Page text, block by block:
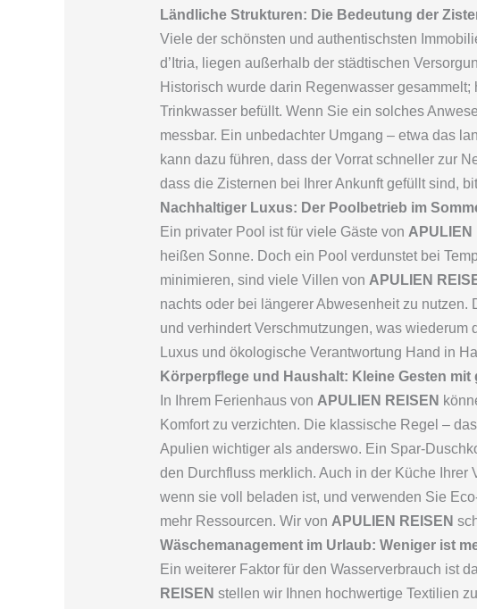
Ländliche Strukturen: Die Bedeutung der
Viele der schönsten und authentischsten
d’Itria, liegen außerhalb der städtischen
Historisch wurde darin Regenwasser
Trinkwasser befüllt. Wenn Sie ein solches
messbar. Ein unbedachter Umgang – etwa das
kann dazu führen, dass der Vorrat schneller zur
dass die Zisternen bei Ihrer Ankunft gefüllt sind,
Nachhaltiger Luxus: Der Poolbetrieb im
Ein privater Pool ist für viele Gäste von APULIEN
heißen Sonne. Doch ein Pool verdunstet bei
minimieren, sind viele Villen von APULIEN
nachts oder bei längerer Abwesenheit zu nutzen.
und verhindert Verschmutzungen, was
Luxus und ökologische Verantwortung Hand in
Körperpflege und Haushalt: Kleine Gesten mit
In Ihrem Ferienhaus von APULIEN REISEN
Komfort zu verzichten. Die klassische Regel –
Apulien wichtiger als anderswo. Ein Spar-
den Durchfluss merklich. Auch in der Küche Ihrer
wenn sie voll beladen ist, und verwenden Sie
mehr Ressourcen. Wir von APULIEN REISEN
Wäschemanagement im Urlaub: Weniger ist
Ein weiterer Faktor für den Wasserverbrauch ist
REISEN stellen wir Ihnen hochwertige Textilien